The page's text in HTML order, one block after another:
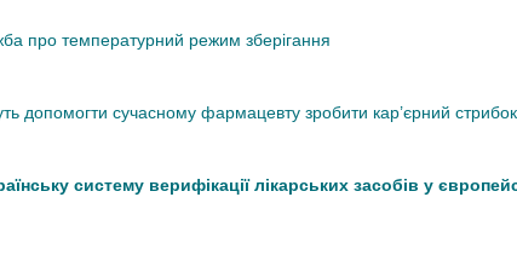
про температурний режим зберігання
сучасному фармацевту зробити кар’єрний стрибок
систему верифікації лікарських засобів у